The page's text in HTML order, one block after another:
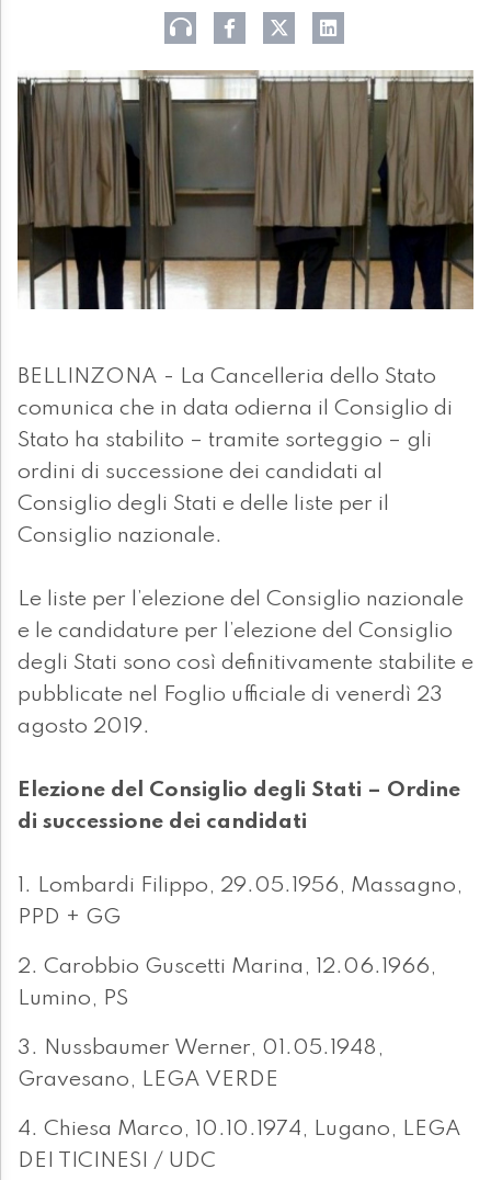
BELLINZONA - La Cancelleria dello Stato
comunica che in data odierna il Consiglio di
Stato ha stabilito – tramite sorteggio – gli
ordini di successione dei candidati al
Consiglio degli Stati e delle liste per il
Consiglio nazionale.
Le liste per l’elezione del Consiglio nazionale
e le candidature per l’elezione del Consiglio
degli Stati sono così definitivamente stabilite e
pubblicate nel Foglio ufficiale di venerdì 23
agosto 2019.
Elezione del Consiglio degli Stati – Ordine
di successione dei candidati
1. Lombardi Filippo, 29.05.1956, Massagno,
PPD + GG
2. Carobbio Guscetti Marina, 12.06.1966,
Lumino, PS
3. Nussbaumer Werner, 01.05.1948,
Gravesano, LEGA VERDE
4. Chiesa Marco, 10.10.1974, Lugano, LEGA
DEI TICINESI / UDC